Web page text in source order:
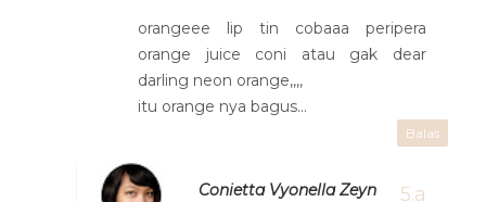
orangeee lip tin cobaaa peripera
orange juice coni atau gak dear
darling neon orange,,,,
itu orange nya bagus...
Balas
Conietta Vyonella Zeyn